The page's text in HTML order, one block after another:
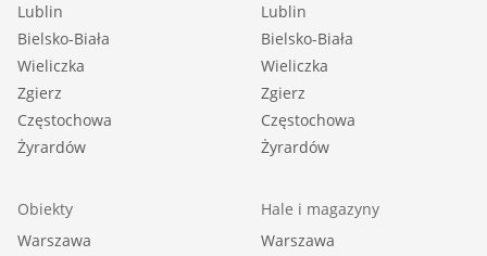
Lublin
Bielsko-Biała
Wieliczka
Zgierz
Częstochowa
Żyrardów
Lublin
Bielsko-Biała
Wieliczka
Zgierz
Częstochowa
Żyrardów
Obiekty
Warszawa
Hale i magazyny
Warszawa